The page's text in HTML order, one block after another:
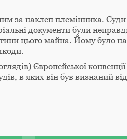
за наклеп племінника.
документи були
цього майна. Йому було
Європейської
в яких він був визнаний